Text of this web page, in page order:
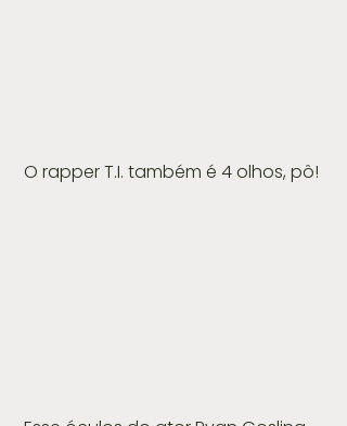
O rapper T.I. também é 4 olhos, pô!